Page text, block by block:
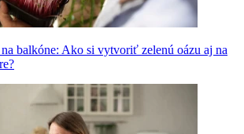
balkóne: Ako si vytvoriť zelenú oázu aj na